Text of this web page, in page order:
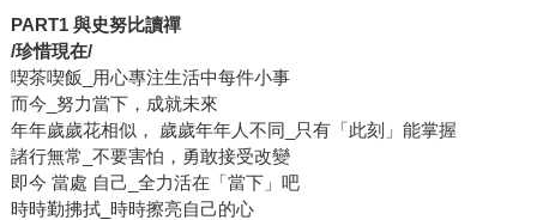
PART1 與史努比讀禪
/珍惜現在/
喫茶喫飯_用心專注生活中每件小事
而今_努力當下，成就未來
年年歲歲花相似， 歲歲年年人不同_只有「此刻」能掌握
諸行無常_不要害怕，勇敢接受改變
即今 當處 自己_全力活在「當下」吧
時時勤拂拭_時時擦亮自己的心